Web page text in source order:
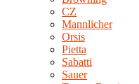
CZ
Mannlicher
Orsis
Pietta
Sabatti
Sauer